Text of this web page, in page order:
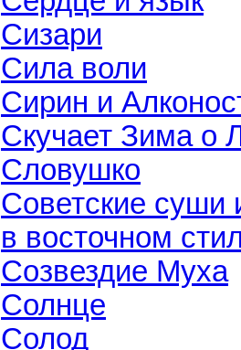
Сизари
Сила воли
Сирин и
Скучает Зима о
Словушко
Советские суши
в восточном
Созвездие Муха
Солнце
Солод